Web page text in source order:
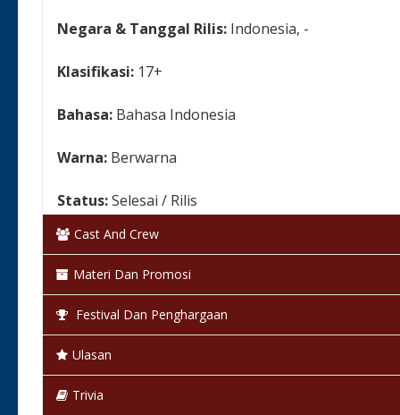
Negara & Tanggal Rilis: Indonesia, -
Klasifikasi: 17+
Bahasa: Bahasa Indonesia
Warna: Berwarna
Status:Selesai / Rilis
Cast And Crew
Materi Dan Promosi
Festival Dan Penghargaan
Ulasan
Trivia